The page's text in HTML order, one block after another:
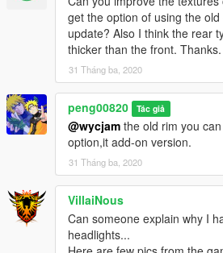
get the option of using the
update? Also I think the rear
thicker than the front. Thanks.
31 Tháng ba, 2020
peng00820 Tác giả
@wycjam the old rim you
option,it add-on version.
31 Tháng ba, 2020
VillaiNous
Can someone explain why I
headlights...